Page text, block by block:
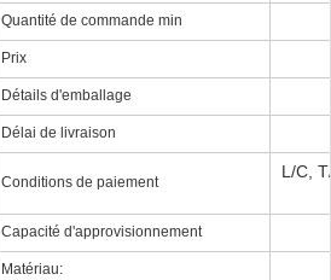
Quantité de commande min
Prix
Détails d'emballage
Délai de livraison
Conditions de paiement
L/C,
Capacité d'approvisionnement
Matériau: